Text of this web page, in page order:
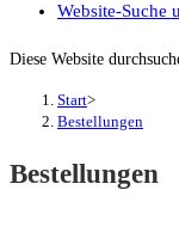
Website-Suche
Diese Website
Start>
Bestellungen
Bestellungen